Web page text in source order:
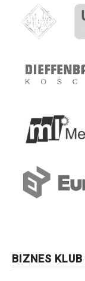
BIZNES KLUB